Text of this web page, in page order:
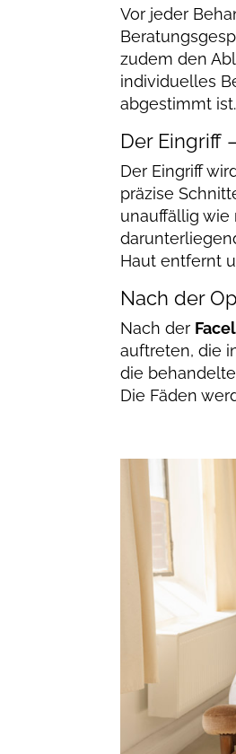
Vor jeder
zudem den
individuelles
abgestimmt ist.
Der Eingriff
Der Eingriff
präzise
unauffällig wie
Haut entfernt
Nach der
Nach der
auftreten, die
die
Die Fäden